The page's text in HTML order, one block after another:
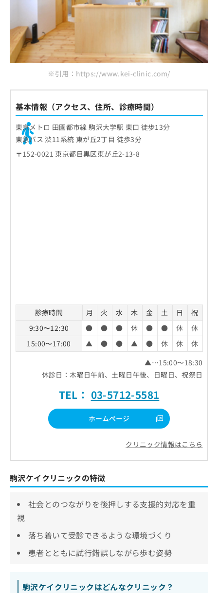
※引用：https://www.kei-clinic.com/
基本情報（アクセス、住所、診療時間）
東京メトロ 田園都市線 駒沢大学駅 東口 徒歩13分
東急バス 渋11系統 東が丘2丁目 徒歩3分
〒152-0021 東京都目黒区東が丘2-13-8
診療時間 月 火 水 木 金 土 日
祝
9:30〜12:30
● ● ● 休 ● ● 休
休
15:00〜17:00
▲ ● ● ▲ ● 休 休
休
▲…15:00〜18:30
休診日：木曜日午前、土曜日午後、日曜日、祝祭日
TEL： 03-5712-5581
ホームページ
クリニック情報はこちら
駒沢ケイクリニックの特徴
社会とのつながりを後押しする支援的対応を重
視
落ち着いて受診できるような環境づくり
患者とともに試行錯誤しながら歩む姿勢
駒沢ケイクリニックはどんなクリニック？